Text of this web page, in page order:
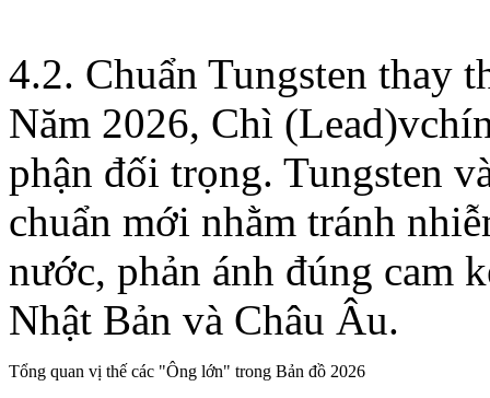
4.2. Chuẩn Tungsten thay
Năm 2026, Chì
phận đối trọng. Tungsten
chuẩn mới nhằm tránh
nước, phản ánh đúng cam
Nhật Bản và Châu Âu.
Tổng quan vị thế các "Ông lớn" trong Bản đồ 2026